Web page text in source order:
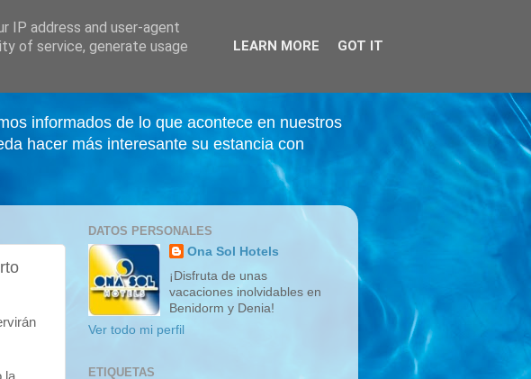
informados de lo que acontece en nuestros
hacer más interesante su estancia con
DATOS PERSONALES
Ona Sol Hotels
¡Disfruta de unas
vacaciones inolvidables en
Benidorm y Denia!
Ver todo mi perfil
ETIQUETAS
IP address and user-agent
of service, generate usage
LEARN MORE GOT IT